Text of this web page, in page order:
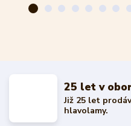
25 let v
Již 25 let
hlavolamy.